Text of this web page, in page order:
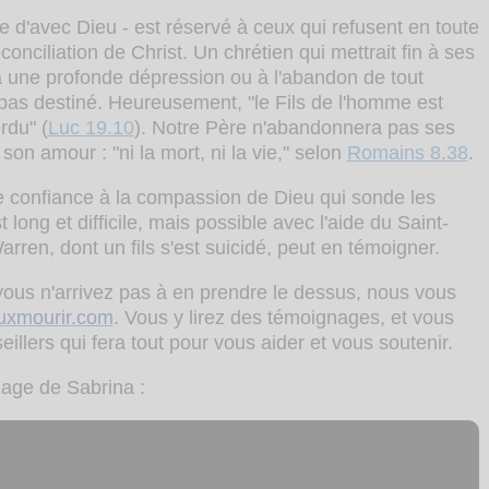
d'avec Dieu - est réservé à ceux qui refusent en toute
de Christ. Un chrétien qui mettrait fin à ses
profonde dépression ou à l'abandon de tout
destiné. Heureusement, "le Fils de l'homme est
(Luc 19.10). Notre Père n'abandonnera pas ses
amour : "ni la mort, ni la vie," selon Romains 8.38.
à la compassion de Dieu qui sonde les
long et difficile, mais possible avec l'aide du Saint-
dont un fils s'est suicidé, peut en témoigner.
n'arrivez pas à en prendre le dessus, nous vous
. Vous y lirez des témoignages, et vous
qui fera tout pour vous aider et vous soutenir.
de Sabrina :